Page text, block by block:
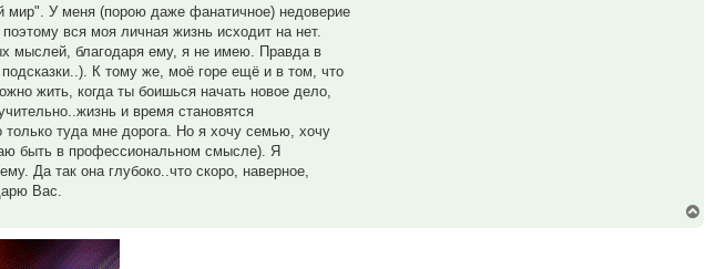
мир". У меня (порою даже фанатичное) недоверие
вся моя личная жизнь исходит на нет.
мыслей, благодаря ему, я не имею. Правда в
К тому же, моё горе ещё и в том, что
жить, когда ты боишься начать новое дело,
и время становятся
туда мне дорога. Но я хочу семью, хочу
быть в профессиональном смысле). Я
Да так она глубоко..что скоро, наверное,
Вас.